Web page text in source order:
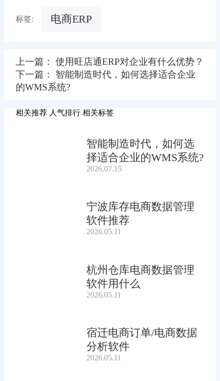
标签: 电商ERP
上一篇： 使用旺店通ERP对企业有什么优势？
下一篇： 智能制造时代，如何选择适合企业
的WMS系统?
相关推荐 人气排行 相关标签
智能制造时代，如何选
择适合企业的WMS系统?
2026.07.15
宁波库存电商数据管理
软件推荐
2026.05.11
杭州仓库电商数据管理
软件用什么
2026.05.11
宿迁电商订单/电商数据
分析软件
2026.05.11